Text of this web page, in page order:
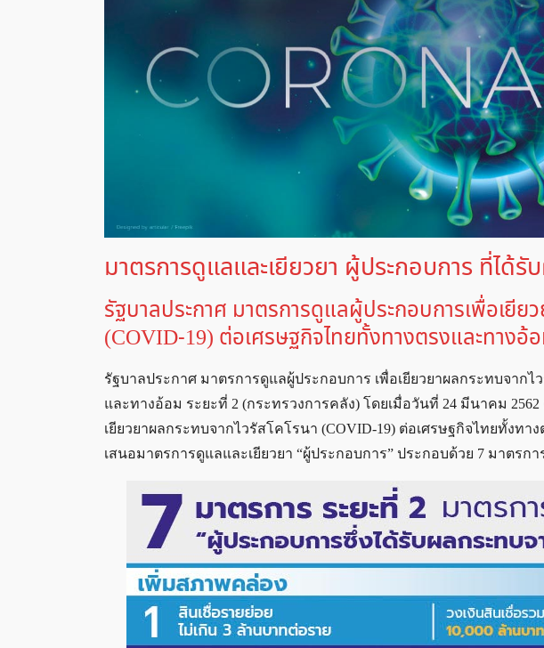
มาตรการดูแลและเยียวยา ผู้ประกอบการ ที่ได้รั
รัฐบาลประกาศ มาตรการดูแลผู้ประกอบการเพื่อเยีย
(COVID-19) ต่อเศรษฐกิจไทยทั้งทางตรงและทางอ้อ
รัฐบาลประกาศ มาตรการดูแลผู้ประกอบการ เพื่อเยียวยาผลกระทบจากไ
และทางอ้อม ระยะที่ 2 (กระทรวงการคลัง) โดยเมื่อวันที่ 24 มีนาคม
เยียวยาผลกระทบจากไวรัสโคโรนา (COVID-19) ต่อเศรษฐกิจไทยทั้งท
เสนอมาตรการดูแลและเยียวยา “ผู้ประกอบการ” ประกอบด้วย 7 มาตรกา